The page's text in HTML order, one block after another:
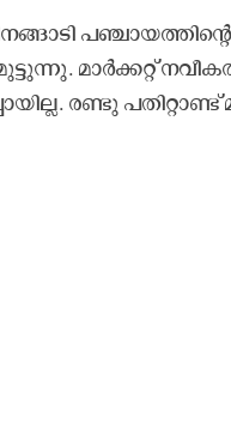
മാ​ർ​ക്ക​റ്റ്
ര​ണ്ടു